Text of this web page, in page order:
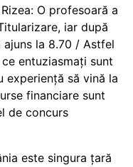
O profesoară a
iar după
la 8.70 / Astfel
entuziasmați sunt
experiență să vină la
financiare sunt
de concurs
este singura țară